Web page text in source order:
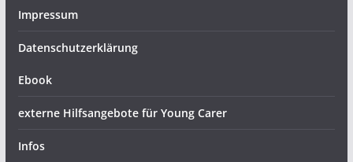
Impressum
Datenschutzerklärung
Ebook
externe Hilfsangebote für Young Carer
Infos